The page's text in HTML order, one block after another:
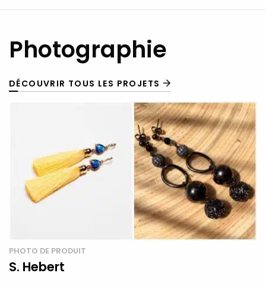
Photographie
DÉCOUVRIR TOUS LES PROJETS
PHOTO DE PRODUIT
S. Hebert